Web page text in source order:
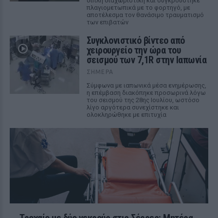
πλαγιομετωπικά με το φορτηγό, με
αποτέλεσμα τον θανάσιμο τραυματισμό
των επιβατών
Συγκλονιστικό βίντεο από
χειρουργείο την ώρα του
σεισμού των 7,1R στην Ιαπωνία
ΣΉΜΕΡΑ
Σύμφωνα με ιαπωνικά μέσα ενημέρωσης,
η επέμβαση διακόπηκε προσωρινά λόγω
του σεισμού της 28ης Ιουλίου, ωστόσο
λίγο αργότερα συνεχίστηκε και
ολοκληρώθηκε με επιτυχία